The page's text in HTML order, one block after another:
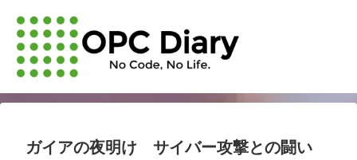
ガイアの夜明け サイバー攻撃との闘い